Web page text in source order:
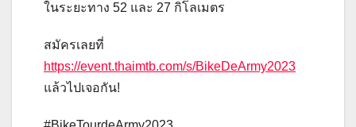
ในระยะทาง 52 และ 27 กิโลเมตร
สมัครเลยที่
https://event.thaimtb.com/s/BikeDeArmy2023
แล้วไปเจอกัน!